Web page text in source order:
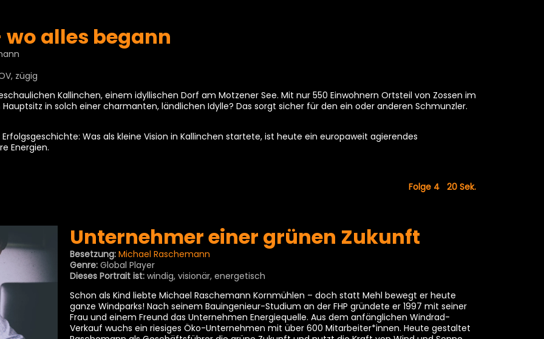
alles begann
zügig
Kallinchen, einem idyllischen Dorf am Motzener See. Mit nur 550 Einwohnern Ortsteil von Zossen im
Hauptsitz in solch einer charmanten, ländlichen Idylle? Das sorgt sicher für den ein oder anderen Schmunzler.
Was als kleine Vision in Kallinchen startete, ist heute ein europaweit agierendes
Energien.
Folge 4 20 Sek.
Unternehmer einer grünen Zukunft
Besetzung: Michael Raschemann
Genre: Global Player
Dieses Portrait ist: windig, visionär, energetisch
Schon als Kind liebte Michael Raschemann Kornmühlen – doch statt Mehl bewegt er heute
ganze Windparks! Nach seinem Bauingenieur-Studium an der FHP gründete er 1997 mit seiner
Frau und einem Freund das Unternehmen Energiequelle. Aus dem anfänglichen Windrad-
Verkauf wuchs ein riesiges Öko-Unternehmen mit über 600 Mitarbeiter*innen. Heute gestaltet